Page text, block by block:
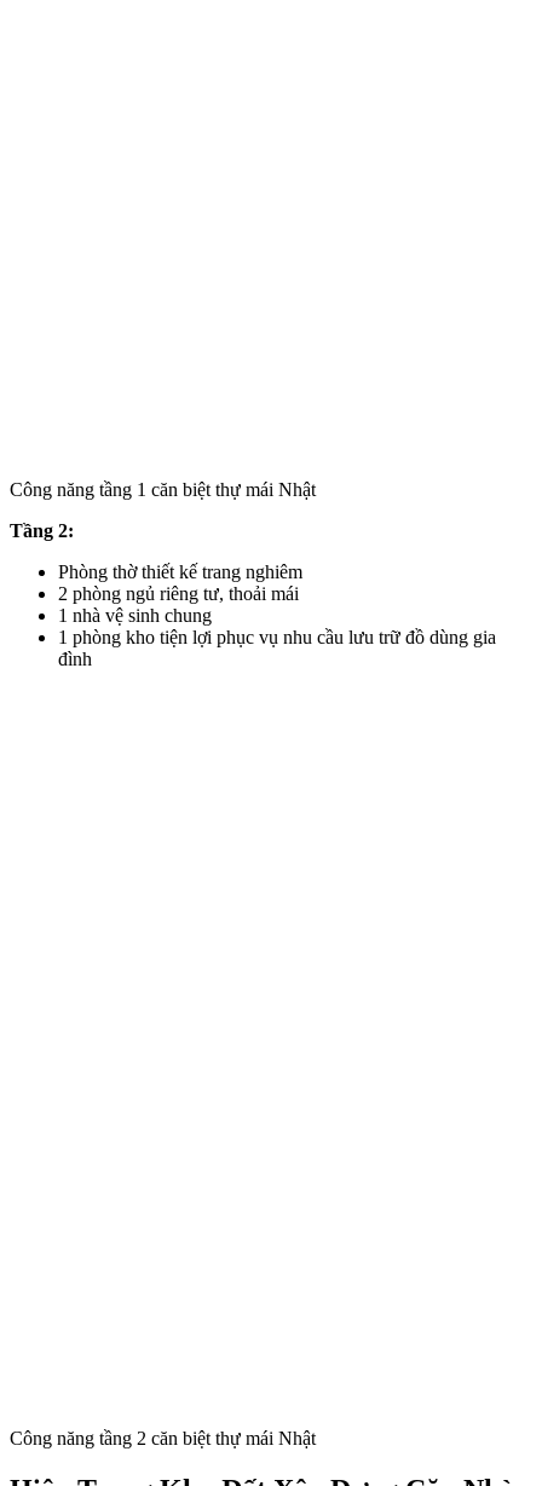
Công năng tầng 1 căn biệt thự mái Nhật
Tầng 2:
Phòng thờ thiết kế trang nghiêm
2 phòng ngủ riêng tư, thoải mái
1 nhà vệ sinh chung
1 phòng kho tiện lợi phục vụ nhu cầu lưu trữ đồ dùng gia
đình
Công năng tầng 2 căn biệt thự mái Nhật